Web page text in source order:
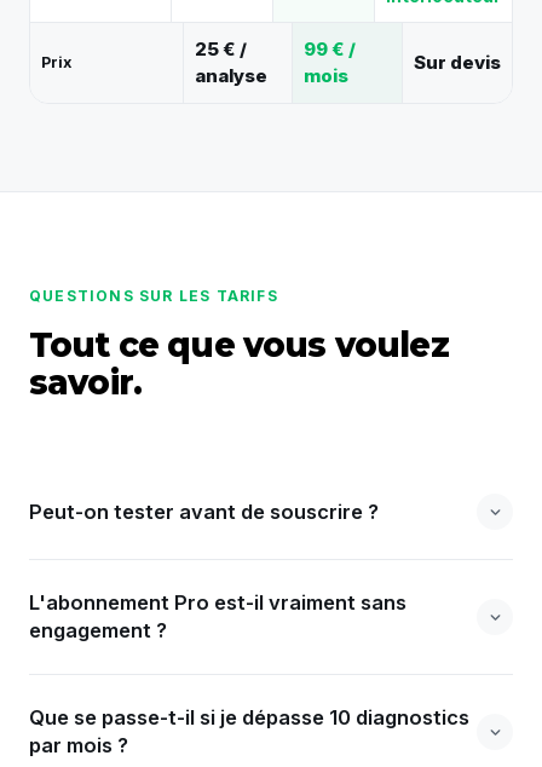
Prix
25 € /
analyse
99 € /
mois
Sur devis
QUESTIONS SUR LES TARIFS
Tout ce que vous voulez
savoir.
Peut-on tester avant de souscrire ?
L'abonnement Pro est-il vraiment sans
engagement ?
Que se passe-t-il si je dépasse 10 diagnostics
par mois ?